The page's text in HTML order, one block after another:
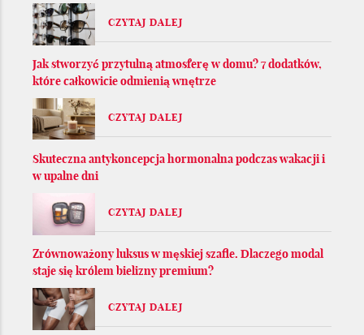
CZYTAJ DALEJ
Jak stworzyć przytulną atmosferę w domu? 7 dodatków,
które całkowicie odmienią wnętrze
CZYTAJ DALEJ
Skuteczna antykoncepcja hormonalna podczas wakacji i
w upalne dni
CZYTAJ DALEJ
Zrównoważony luksus w męskiej szafie. Dlaczego modal
staje się królem bielizny premium?
CZYTAJ DALEJ